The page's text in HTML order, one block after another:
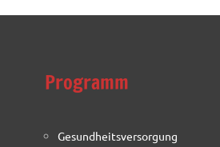
Programm
Gesundheitsversorgung